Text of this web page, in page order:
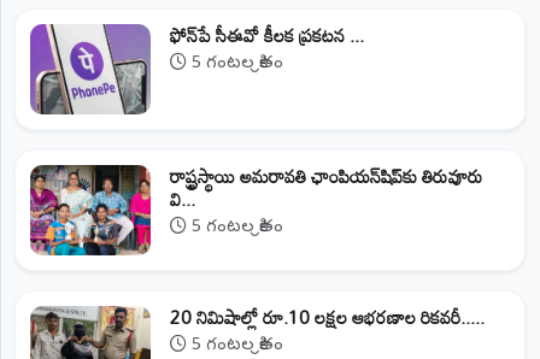
ఫోన్‌పే సీఈవో కీలక ప్రకటన ...
5 గంటల క్రితం
రాష్ట్రస్థాయి అమరావతి ఛాంపియన్‌షిప్‌కు తిరువూరు
వి...
5 గంటల క్రితం
20 నిమిషాల్లో రూ.10 లక్షల ఆభరణాల రికవరీ.....
5 గంటల క్రితం